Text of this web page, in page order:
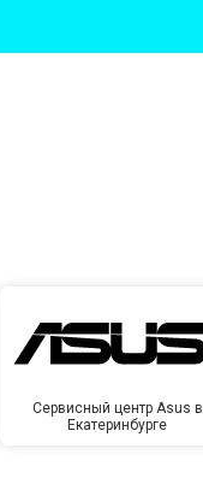
Сервисный центр Asus в
Екатеринбурге